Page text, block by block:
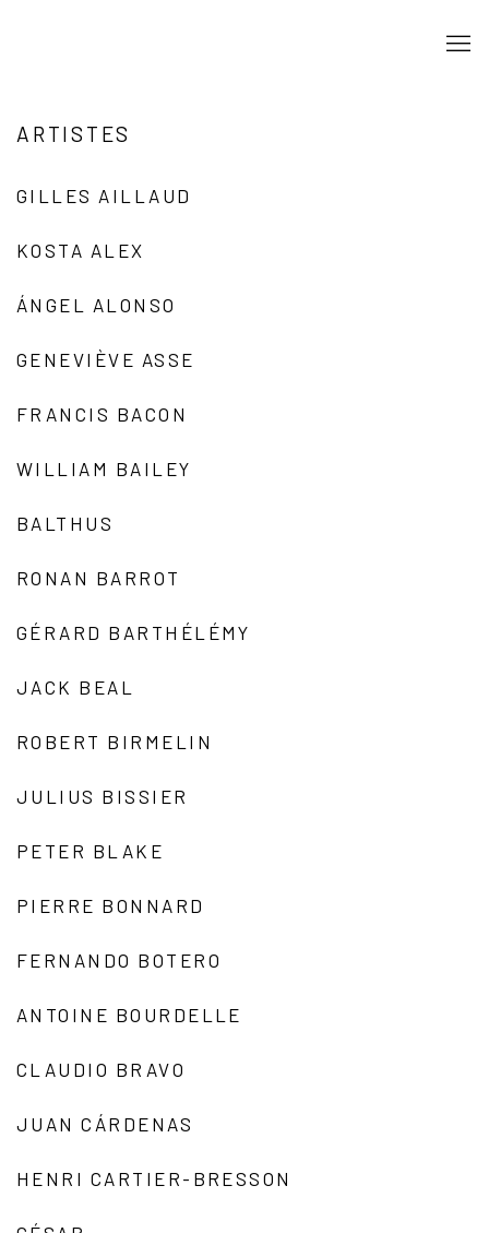
ARTISTES
GILLES AILLAUD
KOSTA ALEX
ÁNGEL ALONSO
GENEVIÈVE ASSE
FRANCIS BACON
WILLIAM BAILEY
BALTHUS
RONAN BARROT
GÉRARD BARTHÉLÉMY
JACK BEAL
ROBERT BIRMELIN
JULIUS BISSIER
PETER BLAKE
PIERRE BONNARD
FERNANDO BOTERO
ANTOINE BOURDELLE
CLAUDIO BRAVO
JUAN CÁRDENAS
HENRI CARTIER-BRESSON